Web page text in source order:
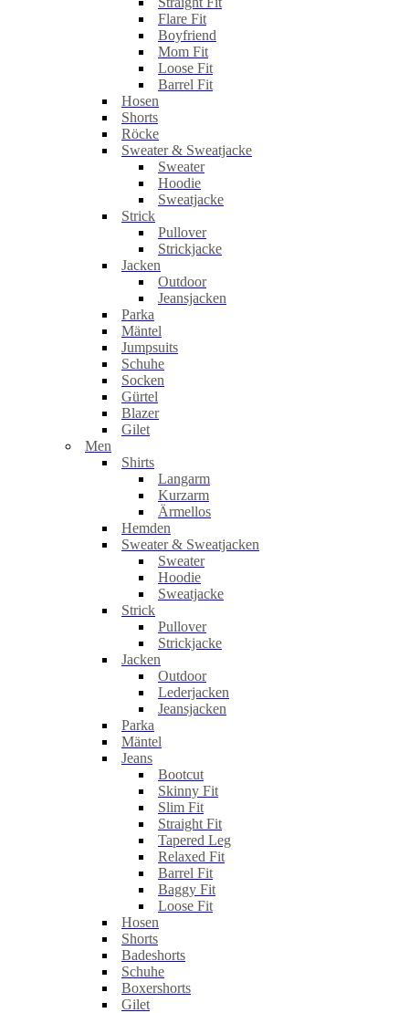
Flare Fit
Boyfriend
Mom Fit
Loose Fit
Barrel Fit
Hosen
Shorts
Röcke
Sweater & Sweatjacke
Sweater
Hoodie
Sweatjacke
Strick
Pullover
Strickjacke
Jacken
Outdoor
Jeansjacken
Parka
Mäntel
Jumpsuits
Schuhe
Socken
Gürtel
Blazer
Gilet
Men
Shirts
Langarm
Kurzarm
Ärmellos
Hemden
Sweater & Sweatjacken
Sweater
Hoodie
Sweatjacke
Strick
Pullover
Strickjacke
Jacken
Outdoor
Lederjacken
Jeansjacken
Parka
Mäntel
Jeans
Bootcut
Skinny Fit
Slim Fit
Straight Fit
Tapered Leg
Relaxed Fit
Barrel Fit
Baggy Fit
Loose Fit
Hosen
Shorts
Badeshorts
Schuhe
Boxershorts
Gilet